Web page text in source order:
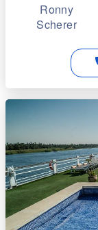
Ronny
Scherer